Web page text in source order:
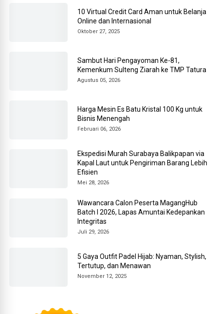
10 Virtual Credit Card Aman untuk Belanja
Online dan Internasional
Oktober 27, 2025
Sambut Hari Pengayoman Ke-81,
Kemenkum Sulteng Ziarah ke TMP Tatura
Agustus 05, 2026
Harga Mesin Es Batu Kristal 100 Kg untuk
Bisnis Menengah
Februari 06, 2026
Ekspedisi Murah Surabaya Balikpapan via
Kapal Laut untuk Pengiriman Barang Lebih
Efisien
Mei 28, 2026
Wawancara Calon Peserta MagangHub
Batch I 2026, Lapas Amuntai Kedepankan
Integritas
Juli 29, 2026
5 Gaya Outfit Padel Hijab: Nyaman, Stylish,
Tertutup, dan Menawan
November 12, 2025